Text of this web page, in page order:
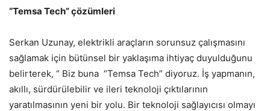
“Temsa Tech” çözümleri
Serkan Uzunay, elektrikli araçların sorunsuz çalışmasını
sağlamak için bütünsel bir yaklaşıma ihtiyaç duyulduğunu
belirterek, “ Biz buna “Temsa Tech” diyoruz. İş yapmanın,
akıllı, sürdürülebilir ve ileri teknoloji çıktılarının
yaratılmasının yeni bir yolu. Bir teknoloji sağlayıcısı olmayı